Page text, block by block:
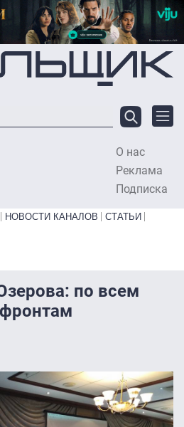
О нас
Реклама
Подписка
НОВОСТИ КАНАЛОВ
СТАТЬИ
по всем